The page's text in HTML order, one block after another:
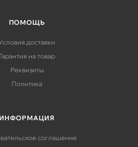
ПОМОЩЬ
доставки
Гарантия на товар
Реквизиты
Политика
ИНФОРМАЦИЯ
соглашение